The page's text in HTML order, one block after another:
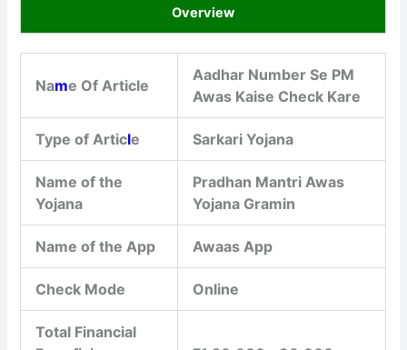
Overview
Name Of Article
Aadhar Number Se PM
Awas Kaise Check Kare
Type of Article Sarkari Yojana
Name of the
Yojana
Pradhan Mantri Awas
Yojana Gramin
Name of the App Awaas App
Check Mode Online
Total Financial